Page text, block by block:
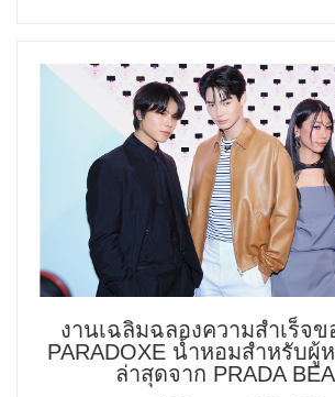
งานเฉลิมฉลองความสำเร็จข
PARADOXE น้ำหอมสำหรับผู้
ล่าสุดจาก PRADA